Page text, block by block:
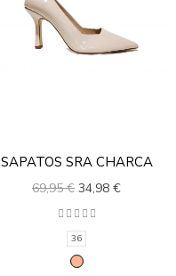
SAPATOS SRA CHARCA
69,95 € 34,98 €
36